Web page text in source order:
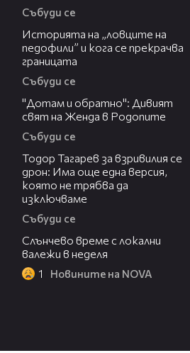
Събуди се
Историята на „ловците на
педофили” и кога се прекрачва
границата
Събуди се
"Дотам и обратно": Дивият
свят на Женда в Родопите
Събуди се
Тодор Тагарев за взривилия се
дрон: Има още една версия,
която не трябва да
изключваме
Събуди се
Слънчево време с локални
валежи в неделя
1 Новините на NOVA